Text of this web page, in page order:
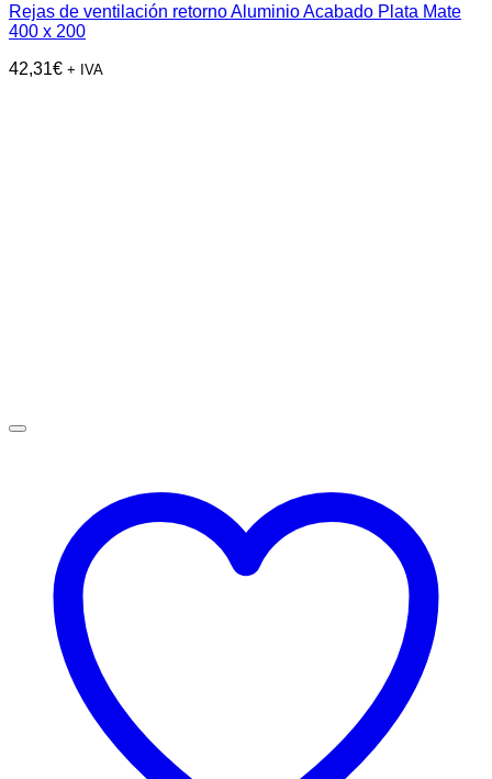
Rejas de ventilación retorno Aluminio Acabado Plata Mate
400 x 200
42,31€ + IVA